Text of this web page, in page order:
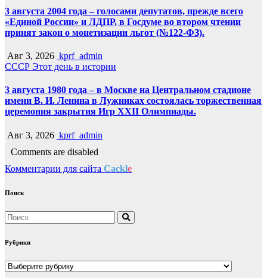
3 августа 2004 года – голосами депутатов, прежде всего
«Единой России» и ЛДПР, в Госдуме во втором чтении
принят закон о монетизации льгот (№122-ФЗ).
Авг 3, 2026 kprf_admin
СССР Этот день в истории
3 августа 1980 года – в Москве на Центральном стадионе
имени В. И. Ленина в Лужниках состоялась торжественная
церемония закрытия Игр XXII Олимпиады.
Авг 3, 2026 kprf_admin
Comments are disabled
Комментарии для сайта Cackle
Поиск
Рубрики
Рубрики